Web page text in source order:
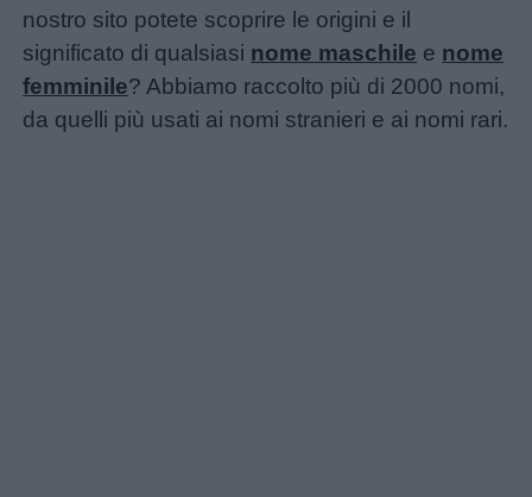
nostro sito potete scoprire le origini e il
significato di qualsiasi nome maschile e nome
femminile? Abbiamo raccolto più di 2000 nomi,
da quelli più usati ai nomi stranieri e ai nomi rari.